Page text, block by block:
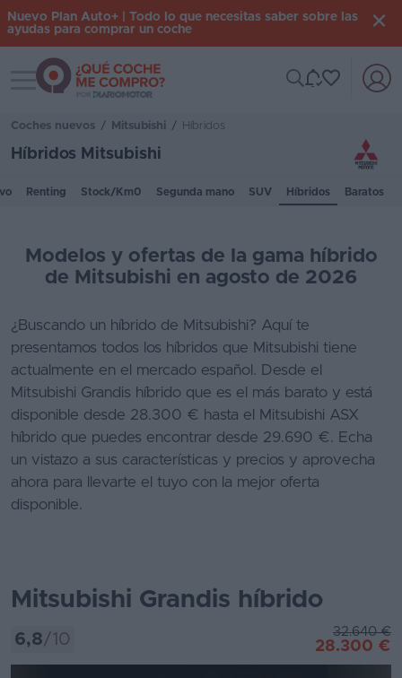
Iniciar
Renting
Stock
KM
0
Segunda
mano
Eléctricos
Asistente
Foro
Nuevo Plan Auto+ | Todo lo que necesitas saber sobre las
ayudas para comprar un coche
Toggle navigation
Coches nuevos / Mitsubishi / Híbridos
Híbridos Mitsubishi
Renting Stock/Km0 Segunda mano SUV Híbridos Baratos
Modelos y ofertas de la gama híbrido
de Mitsubishi en agosto de 2026
¿Buscando un híbrido de Mitsubishi? Aquí te
presentamos todos los híbridos que Mitsubishi tiene
actualmente en el mercado español. Desde el
Mitsubishi Grandis híbrido que es el más barato y está
disponible desde 28.300 € hasta el Mitsubishi ASX
híbrido que puedes encontrar desde 29.690 €. Echa
un vistazo a sus características y precios y aprovecha
ahora para llevarte el tuyo con la mejor oferta
disponible.
Mitsubishi Grandis híbrido
6,8/10 32.640 €
28.300 €